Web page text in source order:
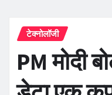
टेक्नोलॉजी
PM मोदी